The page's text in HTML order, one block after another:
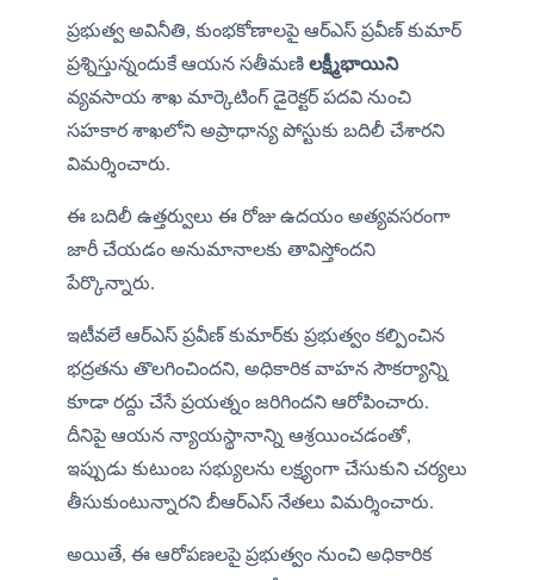
ప్రభుత్వ అవినీతి, కుంభకోణాలపై ఆర్ఎస్ ప్రవీణ్ కుమార్
ప్రశ్నిస్తున్నందుకే ఆయన సతీమణి లక్ష్మీభాయిని
వ్యవసాయ శాఖ మార్కెటింగ్ డైరెక్టర్ పదవి నుంచి
సహకార శాఖలోని అప్రాధాన్య పోస్టుకు బదిలీ చేశారని
విమర్శించారు.
ఈ బదిలీ ఉత్తర్వులు ఈ రోజు ఉదయం అత్యవసరంగా
జారీ చేయడం అనుమానాలకు తావిస్తోందని
పేర్కొన్నారు.
ఇటీవలే ఆర్ఎస్ ప్రవీణ్ కుమార్‌కు ప్రభుత్వం కల్పించిన
భద్రతను తొలగించిందని, అధికారిక వాహన సౌకర్యాన్ని
కూడా రద్దు చేసే ప్రయత్నం జరిగిందని ఆరోపించారు.
దీనిపై ఆయన న్యాయస్థానాన్ని ఆశ్రయించడంతో,
ఇప్పుడు కుటుంబ సభ్యులను లక్ష్యంగా చేసుకుని చర్యలు
తీసుకుంటున్నారని బీఆర్ఎస్ నేతలు విమర్శించారు.
అయితే, ఈ ఆరోపణలపై ప్రభుత్వం నుంచి అధికారిక